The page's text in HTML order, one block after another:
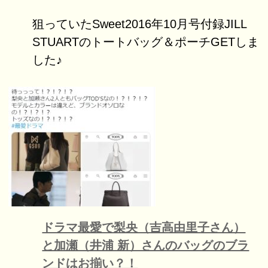
狙っていたSweet2016年10月号付録JILL
STUARTのトートバッグ＆ポーチGETしま
した♪
ドラマ最愛で梨央（吉高由里子さん）
と加瀬（井浦 新）さんのバッグのブラ
ンドはお揃い？！